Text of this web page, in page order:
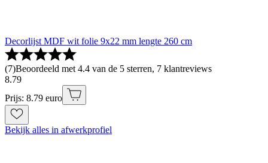
Decorlijst MDF wit folie 9x22 mm lengte 260 cm
(7)Beoordeeld met 4.4 van de 5 sterren, 7 klantreviews
8.79
Prijs: 8.79 euro
Bekijk alles in afwerkprofiel